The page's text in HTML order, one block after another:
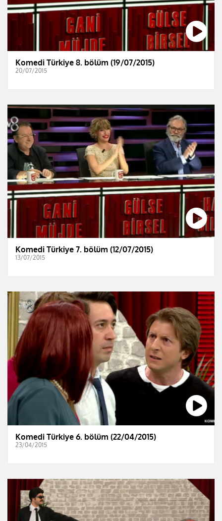
Komedi Türkiye 8. bölüm (19/07/2015)
20/07/2015
Komedi Türkiye 7. bölüm (12/07/2015)
13/07/2015
Komedi Türkiye 6. bölüm (22/04/2015)
23/04/2015